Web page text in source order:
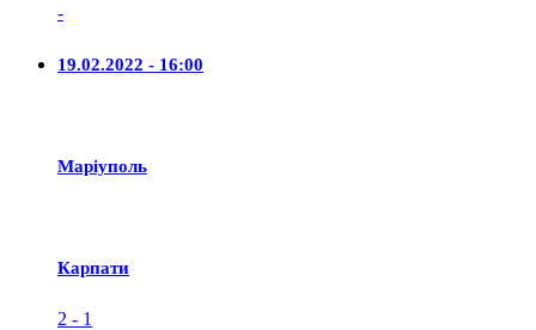
-
19.02.2022 - 16:00
Маріуполь
Карпати
2 - 1